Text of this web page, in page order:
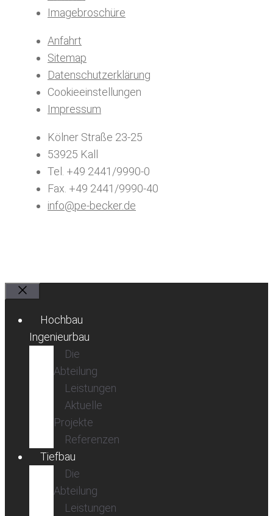
Imagebroschüre
Anfahrt
Sitemap
Datenschutzerklärung
Cookieeinstellungen
Impressum
Kölner Straße 23-25
53925 Kall
Tel. +49 2441/9990-0
Fax. +49 2441/9990-40
info@pe-becker.de
Hochbau
Ingenieurbau
Die
Abteilung
Leistungen
Aktuelle
Projekte
Referenzen
Tiefbau
Die
Abteilung
Leistungen